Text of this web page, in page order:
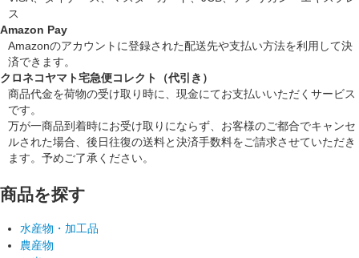
ス
Amazon Pay
Amazonのアカウントに登録された配送先や支払い方法を利用して決
済できます。
クロネコヤマト宅急便コレクト（代引き）
商品代金を荷物の受け取り時に、現金にてお支払いいただくサービス
です。
万が一商品到着時にお受け取りにならず、お客様のご都合でキャンセ
ルされた場合、後日往復の送料と決済手数料をご請求させていただき
ます。予めご了承ください。
商品を探す
水産物・加工品
農産物